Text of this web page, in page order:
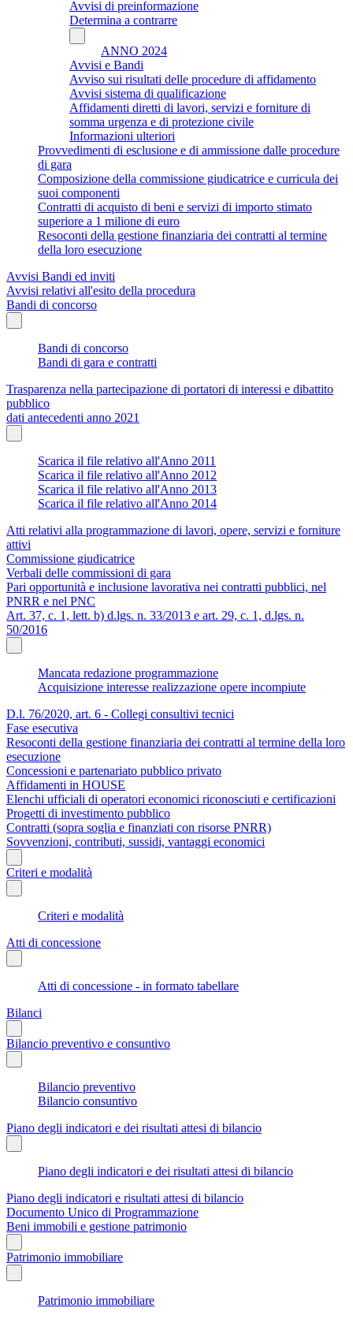
Avvisi di preinformazione
Determina a contrarre
ANNO 2024
Avvisi e Bandi
Avviso sui risultati delle procedure di affidamento
Avvisi sistema di qualificazione
Affidamenti diretti di lavori, servizi e forniture di
somma urgenza e di protezione civile
Informazioni ulteriori
Provvedimenti di esclusione e di ammissione dalle procedure
di gara
Composizione della commissione giudicatrice e curricula dei
suoi componenti
Contratti di acquisto di beni e servizi di importo stimato
superiore a 1 milione di euro
Resoconti della gestione finanziaria dei contratti al termine
della loro esecuzione
Avvisi Bandi ed inviti
Avvisi relativi all'esito della procedura
Bandi di concorso
Bandi di concorso
Bandi di gara e contratti
Trasparenza nella partecipazione di portatori di interessi e dibattito
pubblico
dati antecedenti anno 2021
Scarica il file relativo all'Anno 2011
Scarica il file relativo all'Anno 2012
Scarica il file relativo all'Anno 2013
Scarica il file relativo all'Anno 2014
Atti relativi alla programmazione di lavori, opere, servizi e forniture
attivi
Commissione giudicatrice
Verbali delle commissioni di gara
Pari opportunità e inclusione lavorativa nei contratti pubblici, nel
PNRR e nel PNC
Art. 37, c. 1, lett. b) d.lgs. n. 33/2013 e art. 29, c. 1, d.lgs. n.
50/2016
Mancata redazione programmazione
Acquisizione interesse realizzazione opere incompiute
D.l. 76/2020, art. 6 - Collegi consultivi tecnici
Fase esecutiva
Resoconti della gestione finanziaria dei contratti al termine della loro
esecuzione
Concessioni e partenariato pubblico privato
Affidamenti in HOUSE
Elenchi ufficiali di operatori economici riconosciuti e certificazioni
Progetti di investimento pubblico
Contratti (sopra soglia e finanziati con risorse PNRR)
Sovvenzioni, contributi, sussidi, vantaggi economici
Criteri e modalità
Criteri e modalità
Atti di concessione
Atti di concessione - in formato tabellare
Bilanci
Bilancio preventivo e consuntivo
Bilancio preventivo
Bilancio consuntivo
Piano degli indicatori e dei risultati attesi di bilancio
Piano degli indicatori e dei risultati attesi di bilancio
Piano degli indicatori e risultati attesi di bilancio
Documento Unico di Programmazione
Beni immobili e gestione patrimonio
Patrimonio immobiliare
Patrimonio immobiliare